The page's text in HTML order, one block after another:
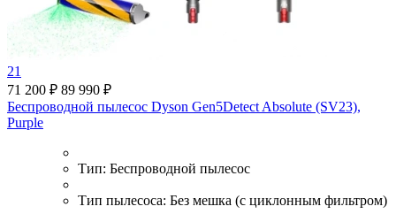
21
71 200 ₽ 89 990 ₽
Беспроводной пылесос Dyson Gen5Detect Absolute (SV23),
Purple
Тип: Беспроводной пылесос
Тип пылесоса: Без мешка (с циклонным фильтром)